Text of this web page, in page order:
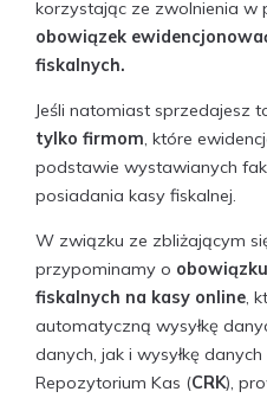
korzystając ze zwolnienia w
obowiązek
fiskalnych.
Jeśli natomiast sprzedajesz
tylko firmom , które
podstawie wystawianych
posiadania kasy fiskalnej.
W związku ze zbliżającym
przypominamy o
fiskalnych na kasy online ,
automatyczną wysyłkę
danych, jak i wysyłkę
Repozytorium Kas (CRK),